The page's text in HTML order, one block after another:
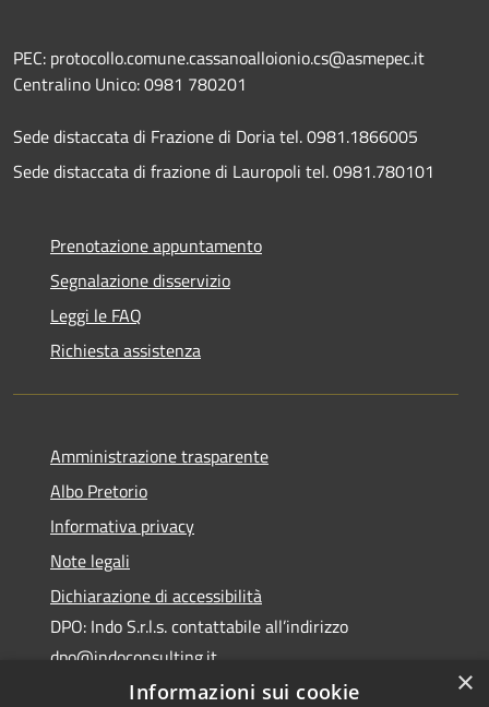
PEC: protocollo.comune.cassanoalloionio.cs@asmepec.it
Centralino Unico: 0981 780201
Sede distaccata di Frazione di Doria tel. 0981.1866005
Sede distaccata di frazione di Lauropoli tel. 0981.780101
Prenotazione appuntamento
Segnalazione disservizio
Leggi le FAQ
Richiesta assistenza
Amministrazione trasparente
Albo Pretorio
Informativa privacy
Note legali
Dichiarazione di accessibilità
DPO: Indo S.r.l.s. contattabile all’indirizzo
dpo@indoconsulting.it
×
Informazioni sui cookie